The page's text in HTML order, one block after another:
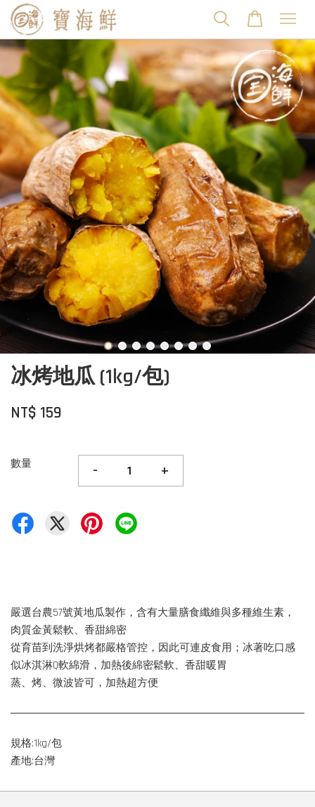
冰烤地瓜 (1kg/包)
NT$ 159
數量 - +
嚴選台農57號黃地瓜製作，含有大量膳食纖維與多種維生素，
肉質金黃鬆軟、香甜綿密
從育苗到洗淨烘烤都嚴格管控，因此可連皮食用；冰著吃口感
似冰淇淋Q軟綿滑，加熱後綿密鬆軟、香甜暖胃
蒸、烤、微波皆可，加熱超方便
規格:1kg/包
產地:台灣